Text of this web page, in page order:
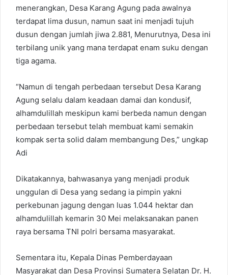
menerangkan, Desa Karang Agung pada awalnya
terdapat lima dusun, namun saat ini menjadi tujuh
dusun dengan jumlah jiwa 2.881, Menurutnya, Desa ini
terbilang unik yang mana terdapat enam suku dengan
tiga agama.
“Namun di tengah perbedaan tersebut Desa Karang
Agung selalu dalam keadaan damai dan kondusif,
alhamdulillah meskipun kami berbeda namun dengan
perbedaan tersebut telah membuat kami semakin
kompak serta solid dalam membangung Des,” ungkap
Adi
Dikatakannya, bahwasanya yang menjadi produk
unggulan di Desa yang sedang ia pimpin yakni
perkebunan jagung dengan luas 1.044 hektar dan
alhamdulillah kemarin 30 Mei melaksanakan panen
raya bersama TNI polri bersama masyarakat.
Sementara itu, Kepala Dinas Pemberdayaan
Masyarakat dan Desa Provinsi Sumatera Selatan Dr. H.